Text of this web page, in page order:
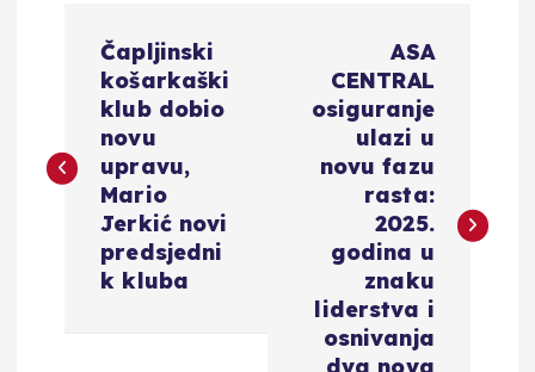
v
Čapljinski
košarkaški
klub dobio
novu
upravu,
Mario
Jerkić novi
predsjedni
k kluba
ASA
CENTRAL
osiguranje
ulazi u
novu fazu
rasta:
2025.
godina u
znaku
liderstva i
osnivanja